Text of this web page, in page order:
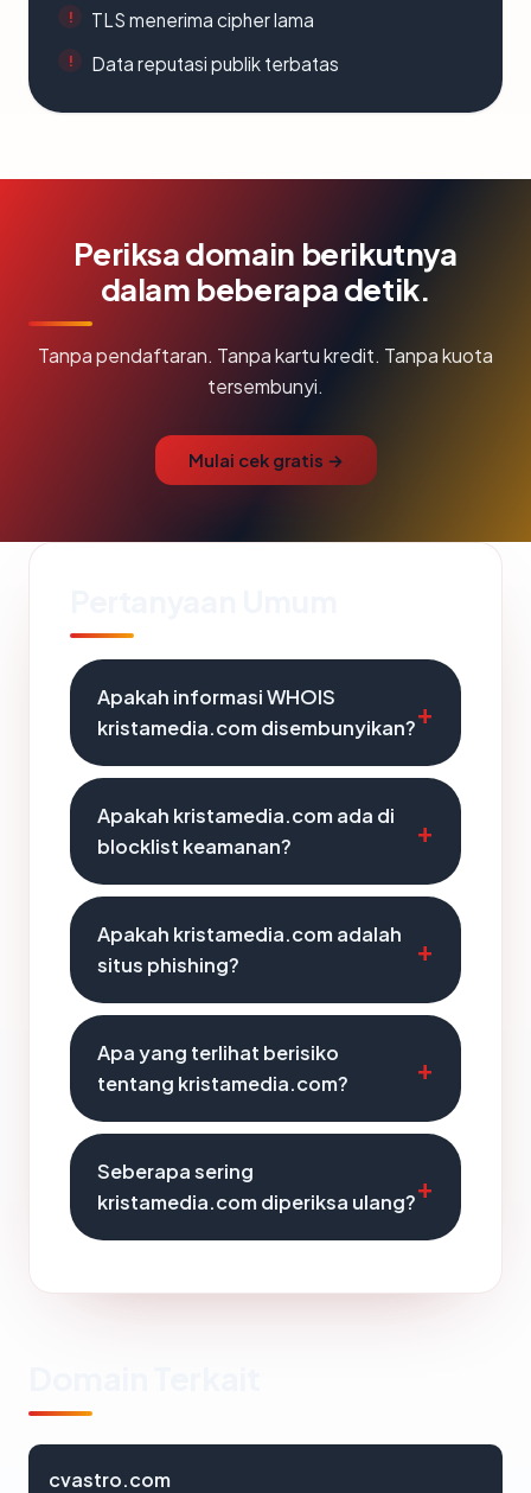
TLS menerima cipher lama
Data reputasi publik terbatas
Periksa domain berikutnya
dalam beberapa detik.
Tanpa pendaftaran. Tanpa kartu kredit. Tanpa kuota
tersembunyi.
Mulai cek gratis →
Apakah informasi WHOIS
kristamedia.com disembunyikan?
Apakah kristamedia.com ada di
blocklist keamanan?
Apakah kristamedia.com adalah
situs phishing?
Apa yang terlihat berisiko
tentang kristamedia.com?
Seberapa sering
kristamedia.com diperiksa ulang?
cvastro.com